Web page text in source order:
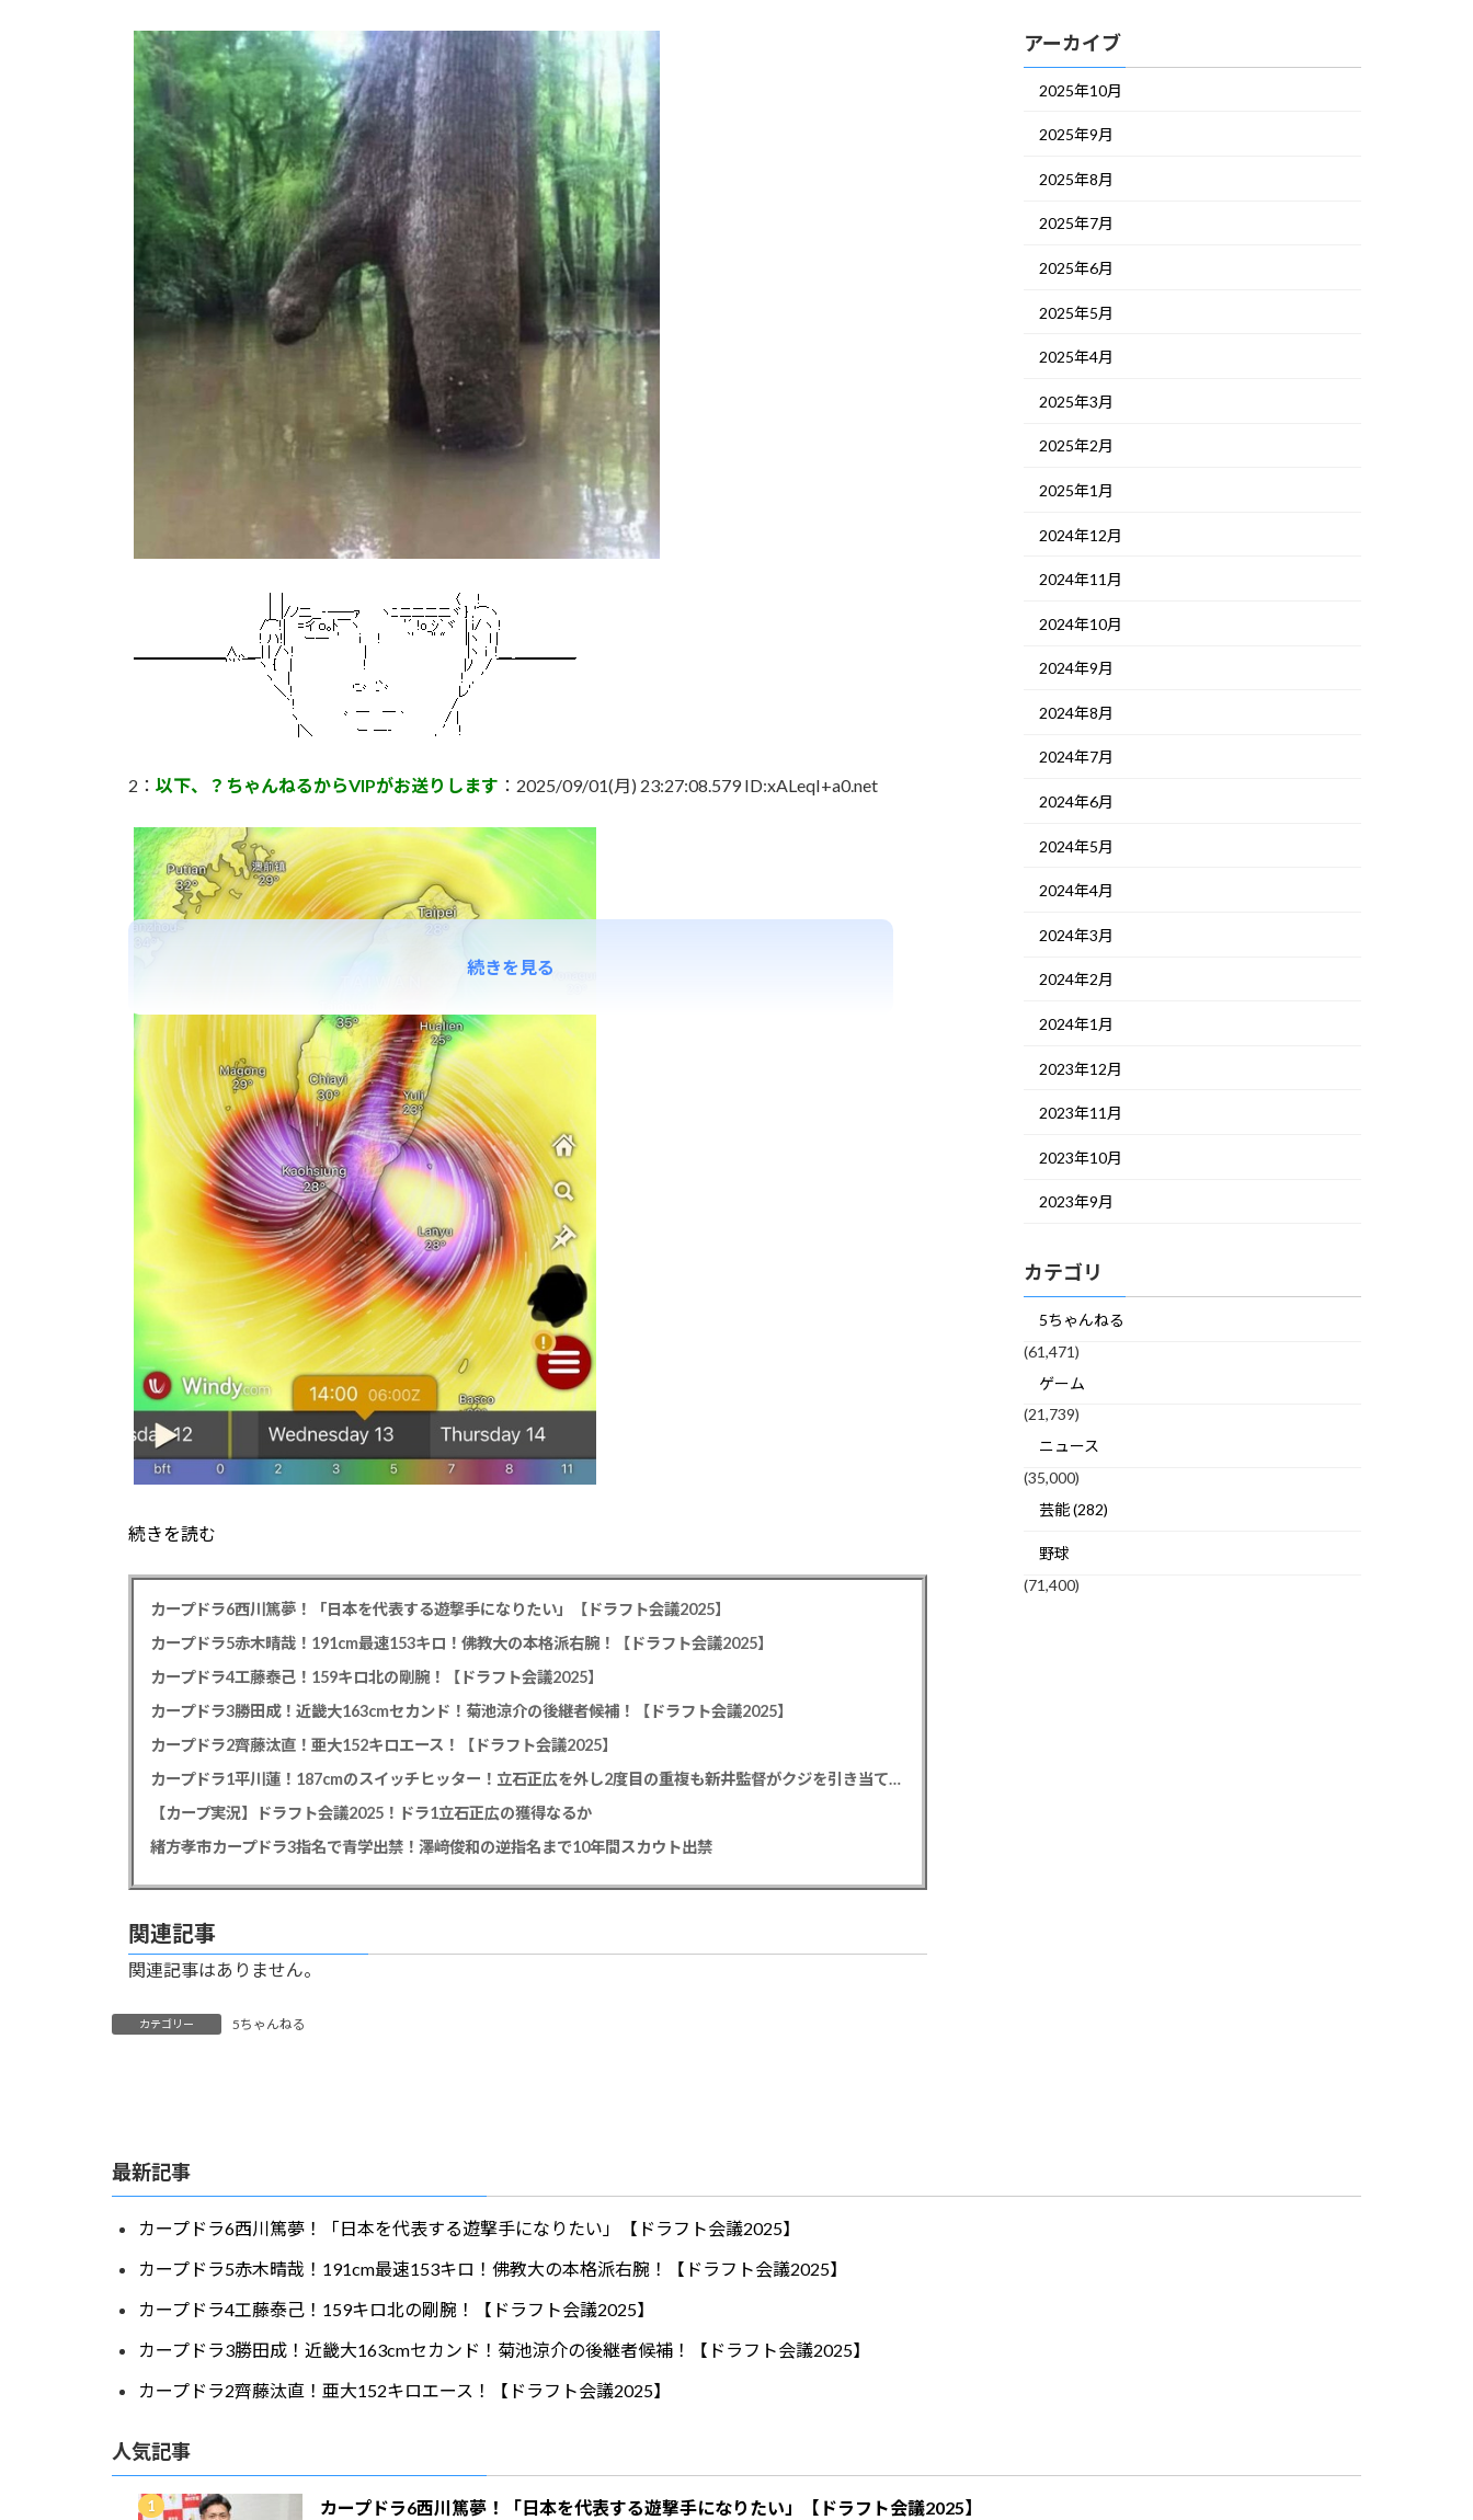
2： 以下、？ちゃんねるからVIPがお送りします ：2025/09/01(月) 23:27:08.579 ID:xALeqI+a0.net
続きを読む
続きを見る
カープドラ6西川篤夢！「日本を代表する遊撃手になりたい」【ドラフト会議2025】
カープドラ5赤木晴哉！191cm最速153キロ！佛教大の本格派右腕！【ドラフト会議2025】
カープドラ4工藤泰己！159キロ北の剛腕！【ドラフト会議2025】
カープドラ3勝田成！近畿大163cmセカンド！菊池涼介の後継者候補！【ドラフト会議2025】
カープドラ2齊藤汰直！亜大152キロエース！【ドラフト会議2025】
カープドラ1平川蓮！187cmのスイッチヒッター！立石正広を外し2度目の重複も新井監督がクジを引き当てる！【ドラフト会議2025】
【カープ実況】ドラフト会議2025！ドラ1立石正広の獲得なるか
緒方孝市カープドラ3指名で青学出禁！澤﨑俊和の逆指名まで10年間スカウト出禁
関連記事
関連記事はありません。
カテゴリー 5ちゃんねる
アーカイブ
2025年10月
2025年9月
2025年8月
2025年7月
2025年6月
2025年5月
2025年4月
2025年3月
2025年2月
2025年1月
2024年12月
2024年11月
2024年10月
2024年9月
2024年8月
2024年7月
2024年6月
2024年5月
2024年4月
2024年3月
2024年2月
2024年1月
2023年12月
2023年11月
2023年10月
2023年9月
カテゴリ
5ちゃんねる
(61,471)
ゲーム
(21,739)
ニュース
(35,000)
芸能 (282)
野球
(71,400)
最新記事
カープドラ6西川篤夢！「日本を代表する遊撃手になりたい」【ドラフト会議2025】
カープドラ5赤木晴哉！191cm最速153キロ！佛教大の本格派右腕！【ドラフト会議2025】
カープドラ4工藤泰己！159キロ北の剛腕！【ドラフト会議2025】
カープドラ3勝田成！近畿大163cmセカンド！菊池涼介の後継者候補！【ドラフト会議2025】
カープドラ2齊藤汰直！亜大152キロエース！【ドラフト会議2025】
人気記事
カープドラ6西川篤夢！「日本を代表する遊撃手になりたい」【ドラフト会議2025】